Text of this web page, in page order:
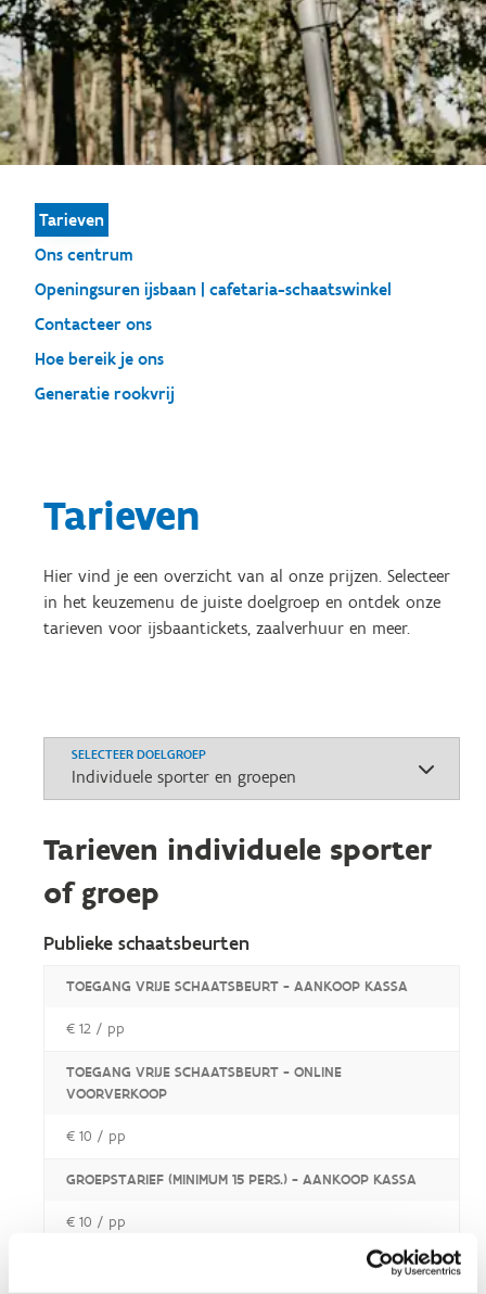
Tarieven
Ons centrum
Openingsuren ijsbaan | cafetaria-schaatswinkel
Contacteer ons
Hoe bereik je ons
Generatie rookvrij
Tarieven
Hier vind je een overzicht van al onze prijzen. Selecteer
in het keuzemenu de juiste doelgroep en ontdek onze
tarieven voor ijsbaantickets, zaalverhuur en meer.
SELECTEER DOELGROEP
Tarieven individuele sporter
of groep
Publieke schaatsbeurten
TOEGANG VRIJE SCHAATSBEURT - AANKOOP KASSA
€ 12 / pp
TOEGANG VRIJE SCHAATSBEURT - ONLINE
VOORVERKOOP
€ 10 / pp
GROEPSTARIEF (MINIMUM 15 PERS.) - AANKOOP KASSA
€ 10 / pp